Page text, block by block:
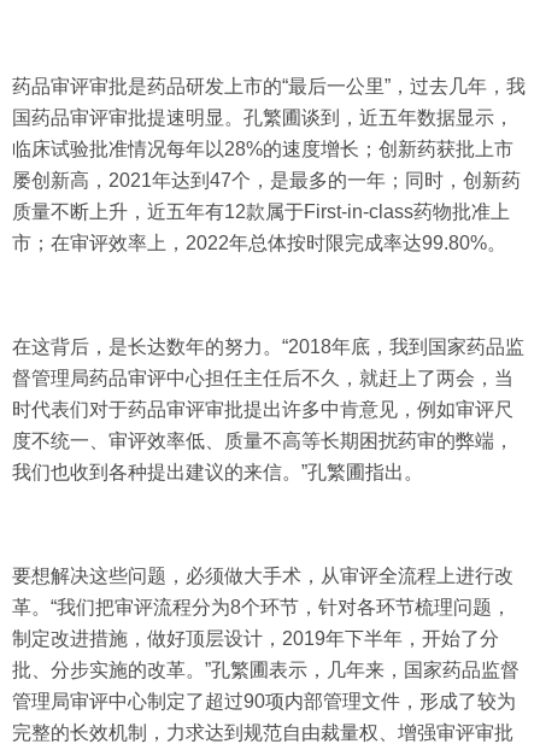
药品审评审批是药品研发上市的“最后一公里”，过去几年，我
国药品审评审批提速明显。孔繁圃谈到，近五年数据显示，
临床试验批准情况每年以28%的速度增长；创新药获批上市
屡创新高，2021年达到47个，是最多的一年；同时，创新药
质量不断上升，近五年有12款属于First-in-class药物批准上
市；在审评效率上，2022年总体按时限完成率达99.80%。
在这背后，是长达数年的努力。“2018年底，我到国家药品监
督管理局药品审评中心担任主任后不久，就赶上了两会，当
时代表们对于药品审评审批提出许多中肯意见，例如审评尺
度不统一、审评效率低、质量不高等长期困扰药审的弊端，
我们也收到各种提出建议的来信。”孔繁圃指出。
要想解决这些问题，必须做大手术，从审评全流程上进行改
革。“我们把审评流程分为8个环节，针对各环节梳理问题，
制定改进措施，做好顶层设计，2019年下半年，开始了分
批、分步实施的改革。”孔繁圃表示，几年来，国家药品监督
管理局审评中心制定了超过90项内部管理文件，形成了较为
完整的长效机制，力求达到规范自由裁量权、增强审评审批